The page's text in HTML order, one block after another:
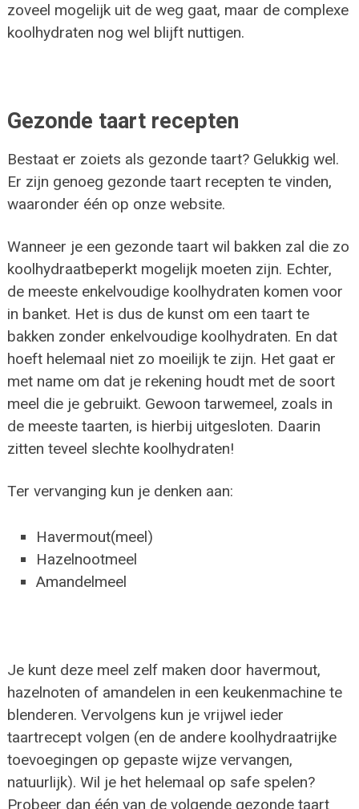
zoveel mogelijk uit de weg gaat, maar de complexe
koolhydraten nog wel blijft nuttigen.
Gezonde taart recepten
Bestaat er zoiets als gezonde taart? Gelukkig wel.
Er zijn genoeg gezonde taart recepten te vinden,
waaronder één op onze website.
Wanneer je een gezonde taart wil bakken zal die zo
koolhydraatbeperkt mogelijk moeten zijn. Echter,
de meeste enkelvoudige koolhydraten komen voor
in banket. Het is dus de kunst om een taart te
bakken zonder enkelvoudige koolhydraten. En dat
hoeft helemaal niet zo moeilijk te zijn. Het gaat er
met name om dat je rekening houdt met de soort
meel die je gebruikt. Gewoon tarwemeel, zoals in
de meeste taarten, is hierbij uitgesloten. Daarin
zitten teveel slechte koolhydraten!
Ter vervanging kun je denken aan:
Havermout(meel)
Hazelnootmeel
Amandelmeel
Je kunt deze meel zelf maken door havermout,
hazelnoten of amandelen in een keukenmachine te
blenderen. Vervolgens kun je vrijwel ieder
taartrecept volgen (en de andere koolhydraatrijke
toevoegingen op gepaste wijze vervangen,
natuurlijk). Wil je het helemaal op safe spelen?
Probeer dan één van de volgende gezonde taart